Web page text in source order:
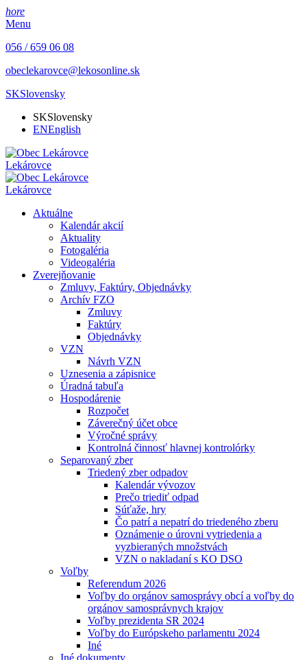
hore
Menu
056 / 659 06 08
obeclekarovce@lekosonline.sk
SKSlovensky
SKSlovensky
ENEnglish
Lekárovce
Lekárovce
Aktuálne
Kalendár akcií
Aktuality
Fotogaléria
Videogaléria
Zverejňovanie
Zmluvy, Faktúry, Objednávky
Archív FZO
Zmluvy
Faktúry
Objednávky
VZN
Návrh VZN
Uznesenia a zápisnice
Úradná tabuľa
Hospodárenie
Rozpočet
Záverečný účet obce
Výročné správy
Kontrolná činnosť hlavnej kontrolórky
Separovaný zber
Triedený zber odpadov
Kalendár vývozov
Prečo triediť odpad
Súťaže, hry
Čo patrí a nepatrí do triedeného zberu
Oznámenie o úrovni vytriedenia a
vyzbieraných množstvách
VZN o nakladaní s KO DSO
Voľby
Referendum 2026
Voľby do orgánov samosprávy obcí a voľby do
orgánov samosprávnych krajov
Voľby prezidenta SR 2024
Voľby do Európskeho parlamentu 2024
Iné
Iné dokumenty